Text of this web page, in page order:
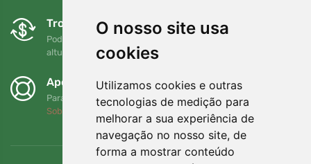
O nosso site usa
cookies
Utilizamos cookies e outras
tecnologias de medição para
melhorar a sua experiência de
navegação no nosso site, de
forma a mostrar conteúdo
Trocas e devoluções gratuitas
Pode devolver ou trocar a sua encomenda em qualquer
altura no prazo de 90 dias
Apoiamos a Trees.org
Para cada encomenda plantamos uma árvore! Leia mais
Sobre nós